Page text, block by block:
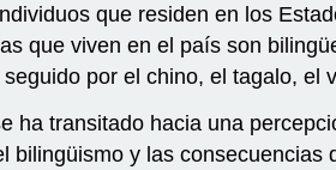
que residen en los
que viven en el país son
por el chino, el tagalo,
ha transitado hacia una
bilingüismo y las